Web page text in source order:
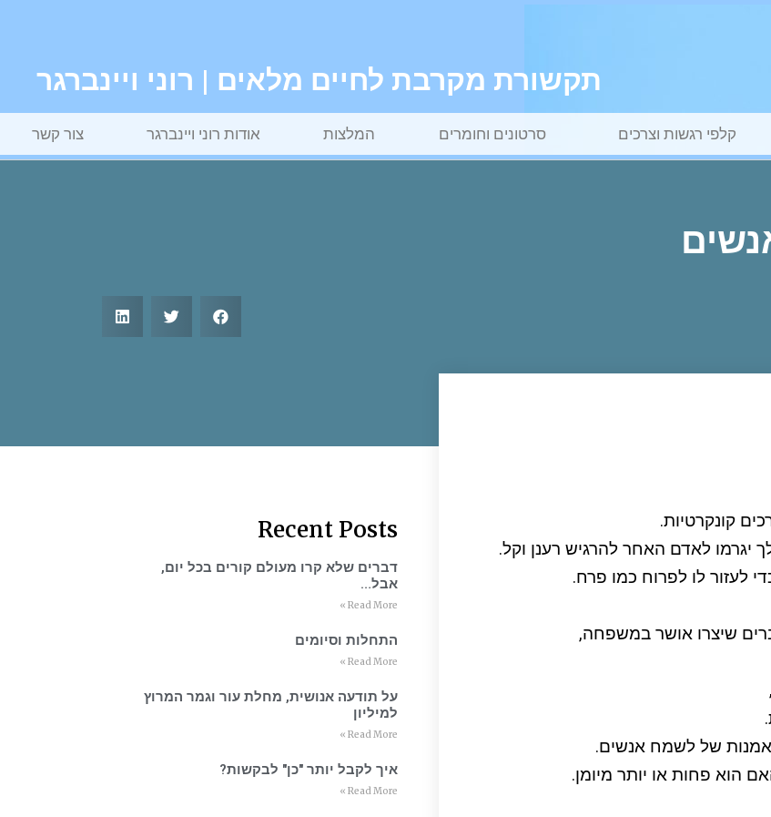
תקשורת מקרבת לחיים מלאים | רוני ויינברגר
קלפי רגשות וצרכים סרטונים וחומרים המלצות אודות רוני ויינברגר צור קשר
קונקרטיות.
יגרמו לאדם האחר להרגיש רענן וקל.
לעזור לו לפרוח כמו פרח.
שיצרו אושר במשפחה,
של לשמח אנשים.
הוא פחות או יותר מיומן.
Recent Posts
דברים שלא קרו מעולם קורים בכל יום,
אבל…
Read More »
התחלות וסיומים
Read More »
על תודעה אנושית, מחלת עור וגמר המרוץ
למיליון
Read More »
איך לקבל יותר "כן" לבקשות?
Read More »